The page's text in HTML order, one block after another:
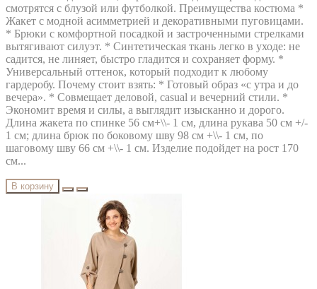
смотрятся с блузой или футболкой. Преимущества костюма *
Жакет с модной асимметрией и декоративными пуговицами.
* Брюки с комфортной посадкой и застроченными стрелками
вытягивают силуэт. * Синтетическая ткань легко в уходе: не
садится, не линяет, быстро гладится и сохраняет форму. *
Универсальный оттенок, который подходит к любому
гардеробу. Почему стоит взять: * Готовый образ «с утра и до
вечера». * Совмещает деловой, casual и вечерний стили. *
Экономит время и силы, а выглядит изысканно и дорого.
Длина жакета по спинке 56 см+\\- 1 см, длина рукава 50 см +/-
1 см; длина брюк по боковому шву 98 см +\\- 1 см, по
шаговому шву 66 см +\\- 1 см. Изделие подойдет на рост 170
см...
В корзину